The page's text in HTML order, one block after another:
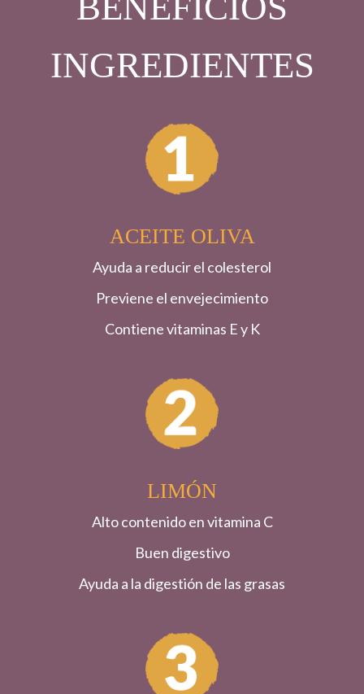
INGREDIENTES
ACEITE OLIVA
Ayuda a reducir el colesterol
Previene el envejecimiento
Contiene vitaminas E y K
LIMÓN
Alto contenido en vitamina C
Buen digestivo
Ayuda a la digestión de las grasas